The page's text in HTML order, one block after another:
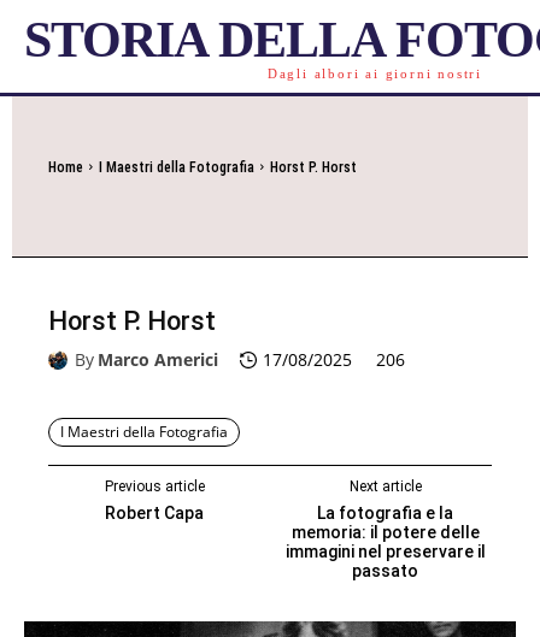
STORIA DELLA
Dagli albori ai giorni nostri
Home I Maestri della Fotografia Horst P. Horst
Horst P. Horst
By Marco Americi 17/08/2025 206
I Maestri della Fotografia
Previous article
Robert Capa
Next article
La fotografia e la
memoria: il potere delle
immagini nel preservare il
passato